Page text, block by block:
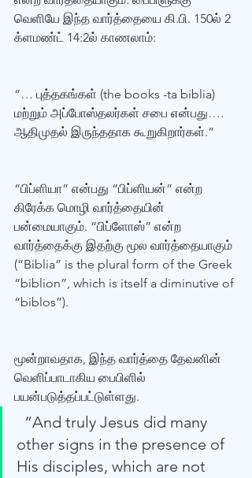
வெளியே இந்த‌ வார்த்தையை கி.பி. 150ல் 2
க்ளமண்ட் 14:2ல் காணலாம்:
“… புத்தகங்கள் (the books -ta biblia)
மற்றும் அப்போஸ்தலர்கள் சபை என்பது….
ஆதிமுதல் இருந்ததாக கூறுகிறார்கள்.”
“பிப்ளியா” என்பது “பிப்ளியன்” என்ற
கிரேக்க மொழி வார்த்தையின்
பன்மையாகும். “பிப்ளோஸ்” என்ற
வார்த்தைக்கு இதற்கு மூல வார்த்தையாகும்
(“Biblia” is the plural form of the Greek
“biblion”, which is itself a diminutive of
“biblos”).
மூன்றாவதாக, இந்த வார்த்தை தேவனின்
வெளிப்பாடாகிய பைபிளில்
பயன்படுத்தப்பட்டுள்ளது.
other signs in the presence of
His disciples, which are not